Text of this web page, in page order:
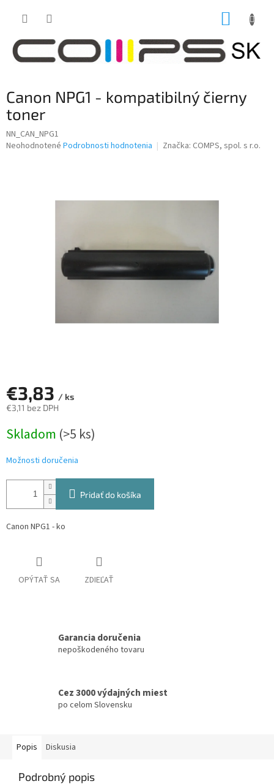
Canon NPG1 - kompatibilný čierny
toner
NN_CAN_NPG1
Priemerné
Neohodnotené Podrobnosti hodnotenia Značka: COMPS, spol. s r.o.
€3,83 / ks
€3,11 bez DPH
cena:
Skladom (>5 ks)
Možnosti doručenia
Pridať do košíka
Canon NPG1 - ko
OPÝTAŤ SA ZDIEĽAŤ
Garancia doručenia
nepoškodeného tovaru
Cez 3000 výdajných miest
po celom Slovensku
Popis Diskusia
Podrobný popis